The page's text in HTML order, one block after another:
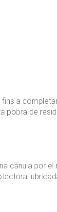
a
pobra de
cánula por el